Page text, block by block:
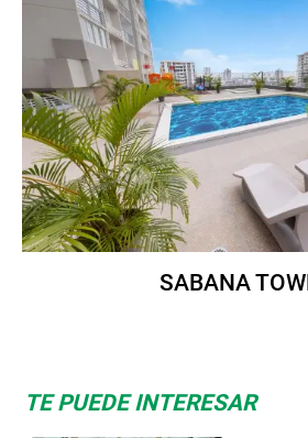
SABANA
TE PUEDE INTERESAR